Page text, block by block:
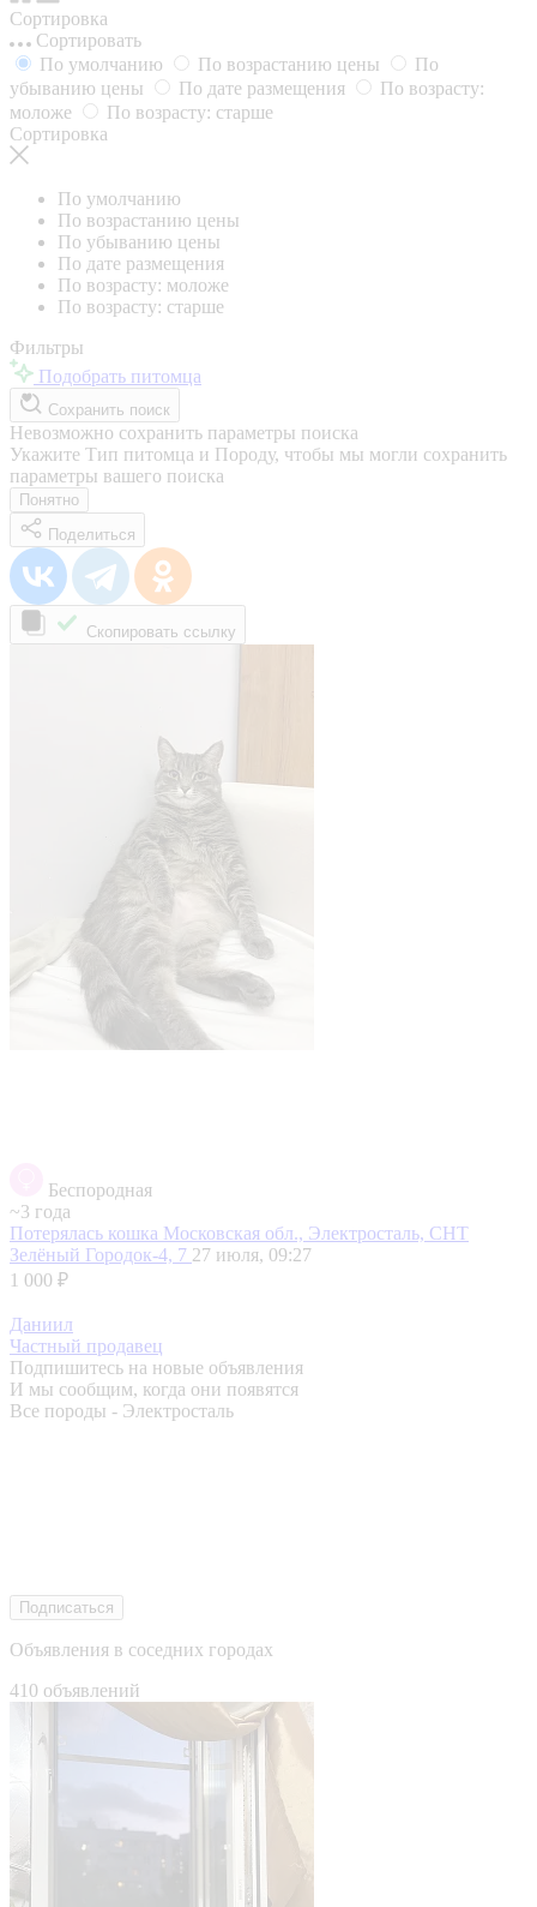
Сортировка
Сортировать
По умолчанию
По возрастанию цены
По
убыванию цены
По дате размещения
По возрасту:
моложе
По возрасту: старше
Сортировка
По умолчанию
По возрастанию цены
По убыванию цены
По дате размещения
По возрасту: моложе
По возрасту: старше
Фильтры
Подобрать питомца
Сохранить поиск
Невозможно сохранить параметры поиска
Укажите Тип питомца и Породу, чтобы мы могли сохранить
параметры вашего поиска
Понятно
Поделиться
Скопировать ссылку
Беспородная
~3 года
Потерялась кошка Московская обл., Электросталь, СНТ
Зелёный Городок-4, 7 27 июля, 09:27
1 000 ₽
Даниил
Частный продавец
Подпишитесь на новые объявления
И мы сообщим, когда они появятся
Все породы - Электросталь
Подписаться
Объявления в соседних городах
410 объявлений